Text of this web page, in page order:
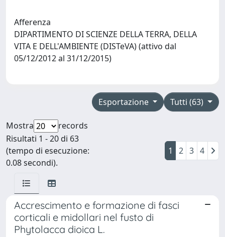
Afferenza
DIPARTIMENTO DI SCIENZE DELLA TERRA, DELLA
VITA E DELL'AMBIENTE (DISTeVA) (attivo dal
05/12/2012 al 31/12/2015)
Tutti (63)
Esportazione
Mostra
records
Risultati 1 - 20 di 63
(tempo di esecuzione:
0.08 secondi).
1 2 3 4
Accrescimento e formazione di fasci
corticali e midollari nel fusto di
Phytolacca dioica L.